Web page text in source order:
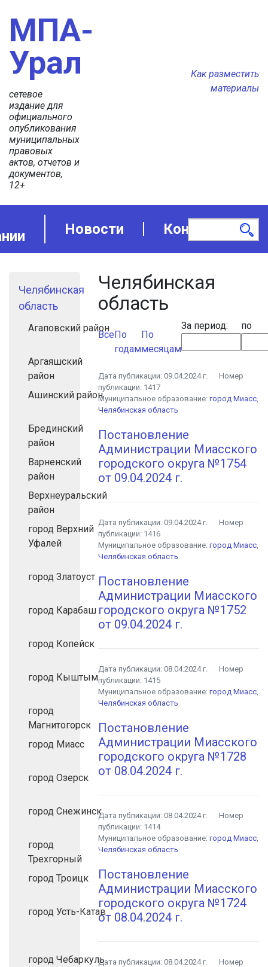
МПА-
Урал
сетевое
издание для
официального
опубликования
муниципальных
правовых
актов, отчетов и
документов,
12+
Как разместить
материалы
Новости Контакты
Челябинская
область
Агаповский район
Аргаяшский
район
Ашинский район
Брединский
район
Варненский
район
Верхнеуральский
район
город Верхний
Уфалей
город Златоуст
город Карабаш
город Копейск
город Кыштым
город
Магнитогорск
город Миасс
город Озерск
город Снежинск
город
Трехгорный
город Троицк
город Усть-Катав
город Чебаркуль
Челябинская
область
ВсеПо
годам
По
месяцам
За период: по
Дата публикации:09.04.2024 г.
Номер
публикации: 1417
Муниципальное образование:город Миасс,
Челябинская область
Постановление
Администрации Миасского
городского округа №1754
от 09.04.2024 г.
Дата публикации:09.04.2024 г.
Номер
публикации: 1416
Муниципальное образование:город Миасс,
Челябинская область
Постановление
Администрации Миасского
городского округа №1752
от 09.04.2024 г.
Дата публикации:08.04.2024 г.
Номер
публикации: 1415
Муниципальное образование:город Миасс,
Челябинская область
Постановление
Администрации Миасского
городского округа №1728
от 08.04.2024 г.
Дата публикации:08.04.2024 г.
Номер
публикации: 1414
Муниципальное образование:город Миасс,
Челябинская область
Постановление
Администрации Миасского
городского округа №1724
от 08.04.2024 г.
Дата публикации:08.04.2024 г.
Номер